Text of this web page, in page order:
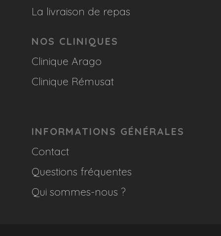
La livraison de repas
NOS CLINIQUES
Clinique Arago
Clinique Rémusat
INFORMATIONS GÉNÉRALES
Contact
Questions fréquentes
Qui sommes-nous ?